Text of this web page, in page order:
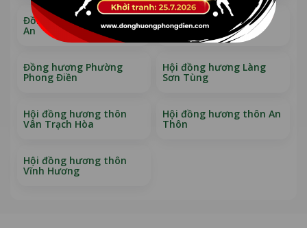
Đồng hương Làng Hiền
An
Hội đồng hương thôn
Đông Lái
Đồng hương Phường
Phong Điền
Hội đồng hương Làng
Sơn Tùng
Hội đồng hương thôn
Vân Trạch Hòa
Hội đồng hương thôn An
Thôn
Hội đồng hương thôn
Vĩnh Hương